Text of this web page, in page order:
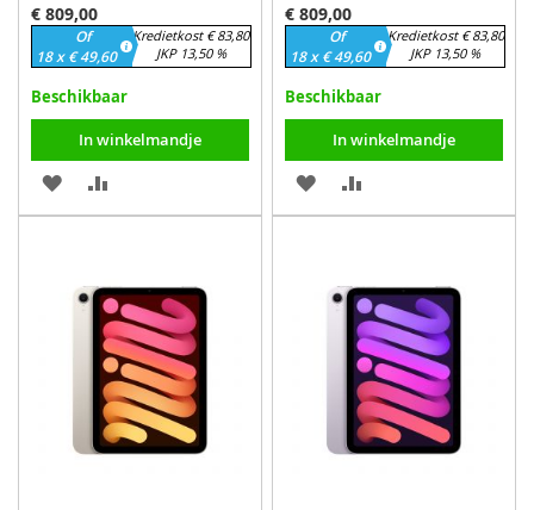
€ 809,00
Of
18 x € 49,60
Kredietkost € 83,80
JKP 13,50 %
Beschikbaar
In winkelmandje
VOEG
TOE
VERLANGLIJST
OM
VERGELIJKEN
€ 809,00
Of
18 x € 49,60
Kredietkost € 83,80
JKP 13,50 %
Beschikbaar
In winkelmandje
VOEG
TOE
VERLANGLIJST
OM
VERGELIJKEN